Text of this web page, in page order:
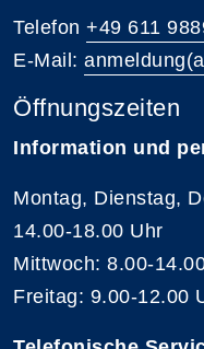
Telefon +49 611
E-Mail:
Öffnungszeiten
Information und
Montag, Dienstag,
14.00-18.00 Uhr
Mittwoch: 8.00-
Freitag: 9.00-12.00